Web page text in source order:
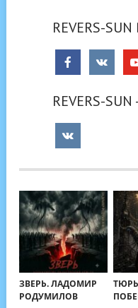
REVERS-
REVERS-
ЗВЕРЬ. ЛАДОМИР
РОДУМИЛОВ